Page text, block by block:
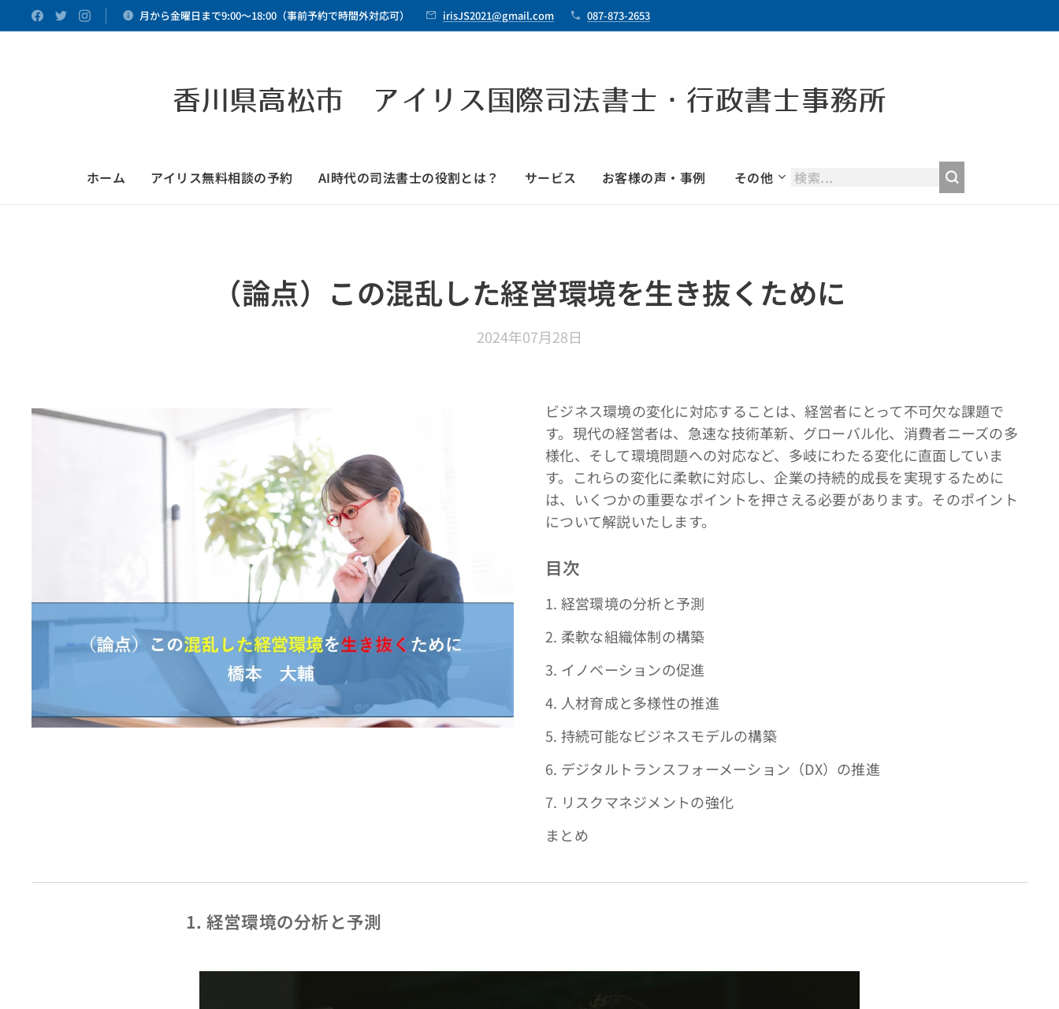
月から金曜日まで9:00～18:00（事前予約で時間外対応可） irisJS2021@gmail.com 087-873-2653
香川県高松市 アイリス国際司法書士・行政書士事務所
ホーム アイリス無料相談の予約 AI時代の司法書士の役割とは？ サービス お客様の声・事例 その他
（論点）この混乱した経営環境を生き抜くために
2024年07月28日
ビジネス環境の変化に対応することは、経営者にとって不可欠な課題で
す。現代の経営者は、急速な技術革新、グローバル化、消費者ニーズの多
様化、そして環境問題への対応など、多岐にわたる変化に直面していま
す。これらの変化に柔軟に対応し、企業の持続的成長を実現するために
は、いくつかの重要なポイントを押さえる必要があります。そのポイント
について解説いたします。
目次
1. 経営環境の分析と予測
2. 柔軟な組織体制の構築
3. イノベーションの促進
4. 人材育成と多様性の推進
5. 持続可能なビジネスモデルの構築
6. デジタルトランスフォーメーション（DX）の推進
7. リスクマネジメントの強化
まとめ
1. 経営環境の分析と予測